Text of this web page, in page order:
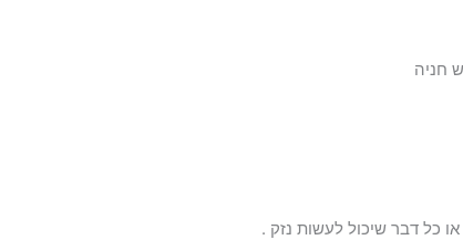
חניה
כל דבר שיכול לעשות נזק .